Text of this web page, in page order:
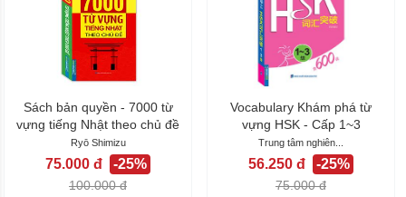
Sách bản quyền - 7000 từ
vựng tiếng Nhật theo chủ đề
Ryō Shimizu
75.000 đ -25%
100.000 đ
Vocabulary Khám phá từ
vựng HSK - Cấp 1~3
Trung tâm nghiên...
56.250 đ -25%
75.000 đ